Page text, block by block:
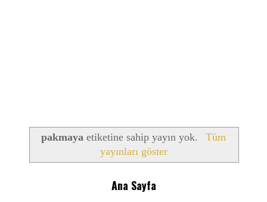
pakmaya etiketine sahip yayın yok.
Tüm
yayınları göster
Ana Sayfa